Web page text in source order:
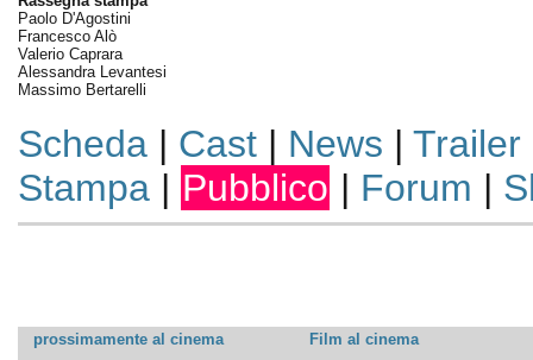
Paolo D'Agostini
Francesco Alò
Valerio Caprara
Alessandra Levantesi
Massimo Bertarelli
Scheda| Cast| News | Trailer
Stampa| Pubblico | Forum |
prossimamente al cinema
Film al cinema